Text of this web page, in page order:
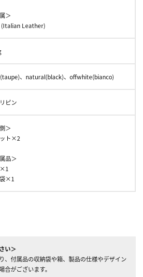
＞
(Italian Leather)
、natural(black)、offwhite(bianco)
ピン
＞
ト×2
品＞
×1
い＞
、付属品の収納袋や箱、製品の仕様やデザイン
合がございます。